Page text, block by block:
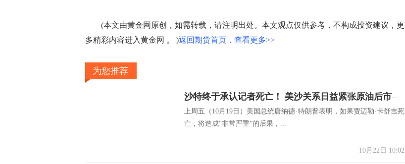
(本文由黄金网原创，如需转载，请注明出处。本文观点仅供参考，不构成投资建议，更
多精彩内容进入黄金网 。 )返回期货首页，查看更多>>
为您推荐
沙特终于承认记者死亡！ 美沙关系日益紧张原油后市还会涨吗？
上周五（10月19日）美国总统唐纳德·特朗普表明，如果贾迈勒·卡舒吉死
亡，将造成“非常严重”的后果，...
10月22日 10:02